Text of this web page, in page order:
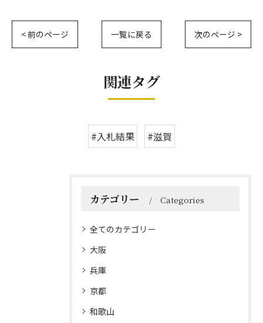
< 前のページ 一覧に戻る 次のページ >
関連タグ
#入札結果 #滋賀
カテゴリー Categories
全てのカテゴリー
大阪
兵庫
京都
和歌山